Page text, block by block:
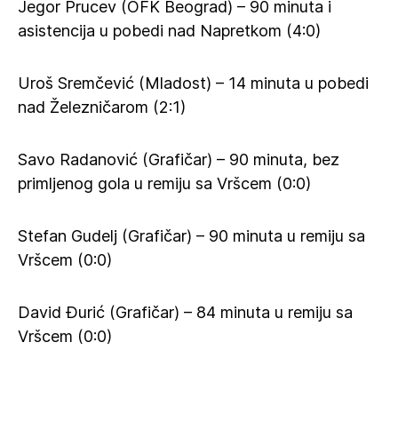
Jegor Prucev (OFK Beograd) – 90 minuta i
asistencija u pobedi nad Napretkom (4:0)
Uroš Sremčević (Mladost) – 14 minuta u pobedi
nad Železničarom (2:1)
Savo Radanović (Grafičar) – 90 minuta, bez
primljenog gola u remiju sa Vršcem (0:0)
Stefan Gudelj (Grafičar) – 90 minuta u remiju sa
Vršcem (0:0)
David Đurić (Grafičar) – 84 minuta u remiju sa
Vršcem (0:0)